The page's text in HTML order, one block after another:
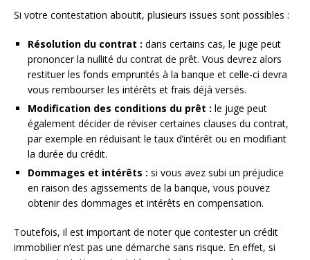
Si votre contestation aboutit, plusieurs issues sont possibles :
Résolution du contrat : dans certains cas, le juge peut
prononcer la nullité du contrat de prêt. Vous devrez alors
restituer les fonds empruntés à la banque et celle-ci devra
vous rembourser les intérêts et frais déjà versés.
Modification des conditions du prêt : le juge peut
également décider de réviser certaines clauses du contrat,
par exemple en réduisant le taux d’intérêt ou en modifiant
la durée du crédit.
Dommages et intérêts : si vous avez subi un préjudice
en raison des agissements de la banque, vous pouvez
obtenir des dommages et intérêts en compensation.
Toutefois, il est important de noter que contester un crédit
immobilier n’est pas une démarche sans risque. En effet, si